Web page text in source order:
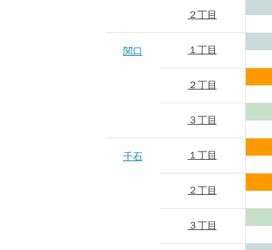
２丁目
関口 １丁目
２丁目
３丁目
千石 １丁目
２丁目
３丁目